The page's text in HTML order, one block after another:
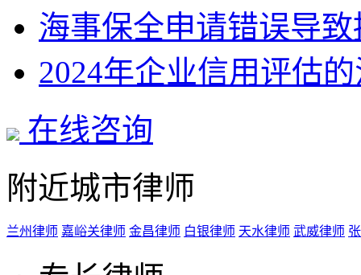
海事保全申请错误导
2024年企业信用评估
在线咨询
附近城市律师
兰州律师 嘉峪关律师 金昌律师 白银律师 天水律师 武威律师